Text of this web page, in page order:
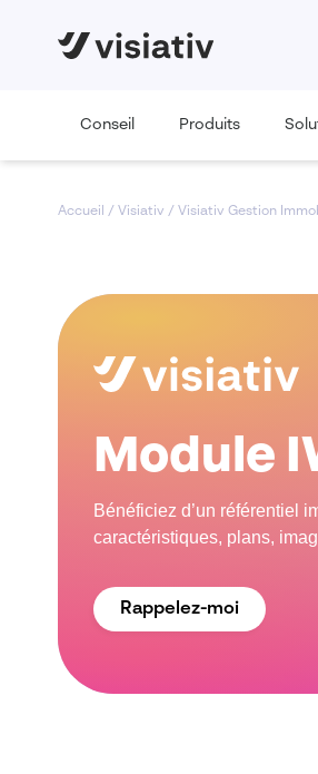
Conseil Produits
Accueil / Visiativ / Visiativ Gestion
Module
Bénéficiez d’un référentiel
caractéristiques, plans,
Rappelez-moi